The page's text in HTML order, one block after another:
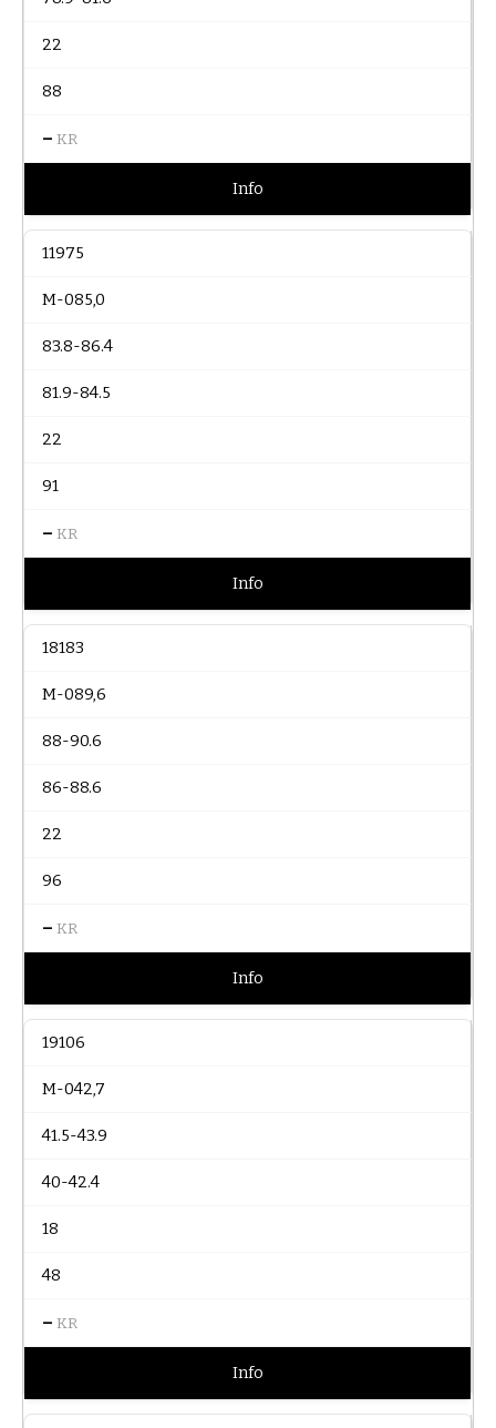
22
88
– KR
Info
11975
M-085,0
83.8-86.4
81.9-84.5
22
91
– KR
Info
18183
M-089,6
88-90.6
86-88.6
22
96
– KR
Info
19106
M-042,7
41.5-43.9
40-42.4
18
48
– KR
Info